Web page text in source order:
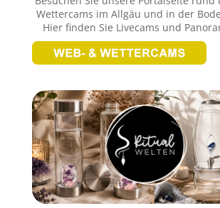
Wettercams im Allgäu und in der
Hier finden Sie Livecams und